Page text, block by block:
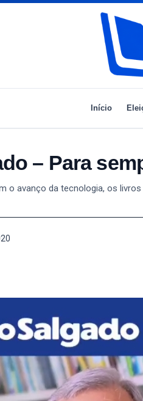
Início
– Para
o avanço da tecnologia, os